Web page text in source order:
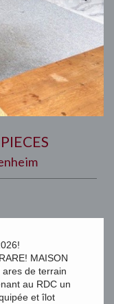
MAISON
ares de terrain
au RDC un
et îlot